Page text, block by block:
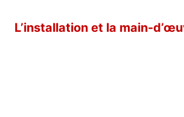
L’installation et la main-